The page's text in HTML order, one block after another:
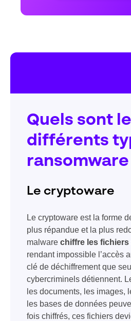
Quels sont
différents
ransomware
Le cryptoware
Le cryptoware est la forme
plus répandue et la plus
malware chiffre les fichiers
rendant impossible l’accès
clé de déchiffrement que
cybercriminels détiennent.
les documents, les images,
les bases de données
fois chiffrés, ces fichiers